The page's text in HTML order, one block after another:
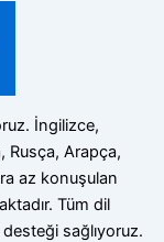
İngilizce,
Rusça, Arapça,
az konuşulan
Tüm dil
sağlıyoruz.